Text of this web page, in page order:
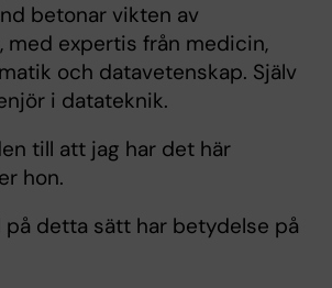
betonar vikten av
med expertis från medicin,
och datavetenskap. Själv
i datateknik.
till att jag har det här
hon.
på detta sätt har betydelse på